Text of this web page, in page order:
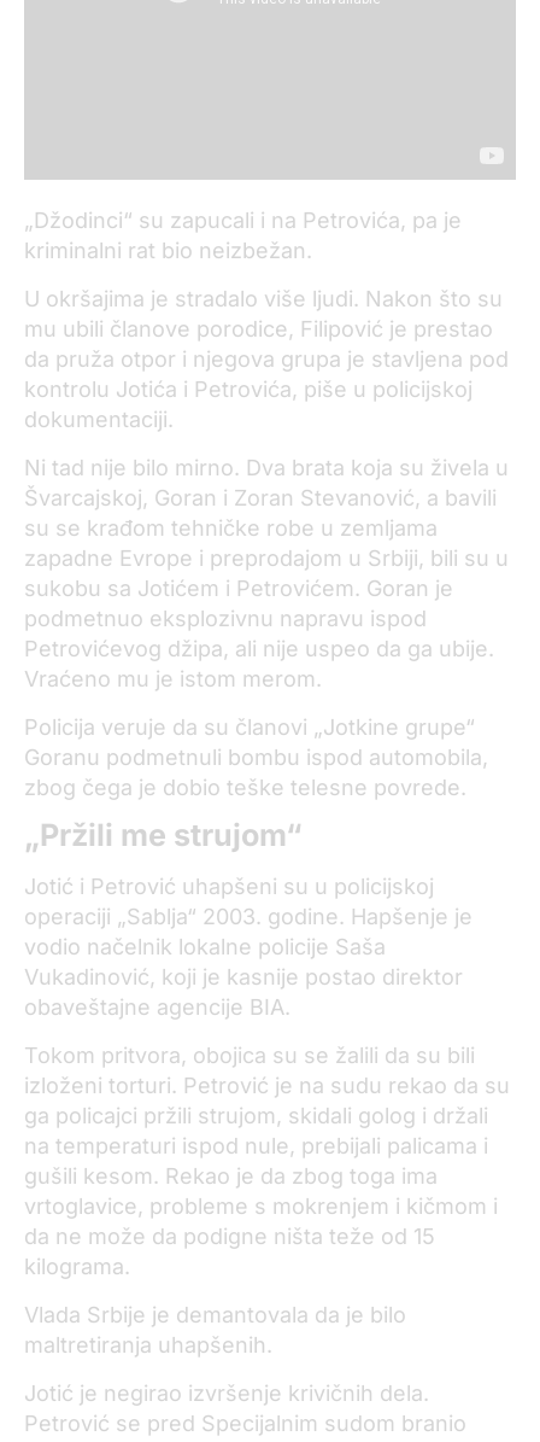
„Džodinci“ su zapucali i na Petrovića, pa je
kriminalni rat bio neizbežan.
U okršajima je stradalo više ljudi. Nakon što su
mu ubili članove porodice, Filipović je prestao
da pruža otpor i njegova grupa je stavljena pod
kontrolu Jotića i Petrovića, piše u policijskoj
dokumentaciji.
Ni tad nije bilo mirno. Dva brata koja su živela u
Švarcajskoj, Goran i Zoran Stevanović, a bavili
su se krađom tehničke robe u zemljama
zapadne Evrope i preprodajom u Srbiji, bili su u
sukobu sa Jotićem i Petrovićem. Goran je
podmetnuo eksplozivnu napravu ispod
Petrovićevog džipa, ali nije uspeo da ga ubije.
Vraćeno mu je istom merom.
Policija veruje da su članovi „Jotkine grupe“
Goranu podmetnuli bombu ispod automobila,
zbog čega je dobio teške telesne povrede.
„Pržili me strujom“
Jotić i Petrović uhapšeni su u policijskoj
operaciji „Sablja“ 2003. godine. Hapšenje je
vodio načelnik lokalne policije Saša
Vukadinović, koji je kasnije postao direktor
obaveštajne agencije BIA.
Tokom pritvora, obojica su se žalili da su bili
izloženi torturi. Petrović je na sudu rekao da su
ga policajci pržili strujom, skidali golog i držali
na temperaturi ispod nule, prebijali palicama i
gušili kesom. Rekao je da zbog toga ima
vrtoglavice, probleme s mokrenjem i kičmom i
da ne može da podigne ništa teže od 15
kilograma.
Vlada Srbije je demantovala da je bilo
maltretiranja uhapšenih.
Jotić je negirao izvršenje krivičnih dela.
Petrović se pred Specijalnim sudom branio